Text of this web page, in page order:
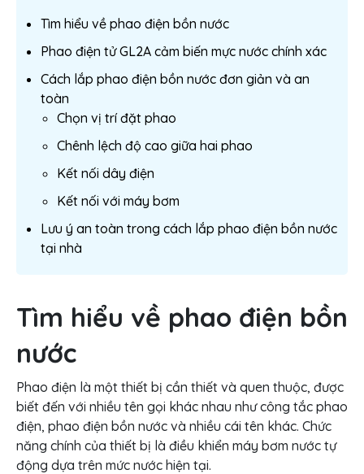
Tìm hiểu về phao điện bồn nước
Phao điện tử GL2A cảm biến mực nước chính xác
Cách lắp phao điện bồn nước đơn giản và an
toàn
Chọn vị trí đặt phao
Chênh lệch độ cao giữa hai phao
Kết nối dây điện
Kết nối với máy bơm
Lưu ý an toàn trong cách lắp phao điện bồn nước
tại nhà
Tìm hiểu về phao điện bồn
nước
Phao điện là một thiết bị cần thiết và quen thuộc, được
biết đến với nhiều tên gọi khác nhau như công tắc phao
điện, phao điện bồn nước và nhiều cái tên khác. Chức
năng chính của thiết bị là điều khiển máy bơm nước tự
động dựa trên mức nước hiện tại.